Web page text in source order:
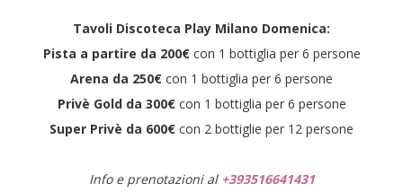
Tavoli Discoteca Play Milano Domenica:
Pista a partire da 200€con 1 bottiglia per 6 persone
Arena da 250€ con 1 bottiglia per 6 persone
Privè Gold da 300€con 1 bottiglia per 6 persone
Super Privè da 600€ con 2 bottiglie per 12 persone
Info e prenotazioni al +393516641431